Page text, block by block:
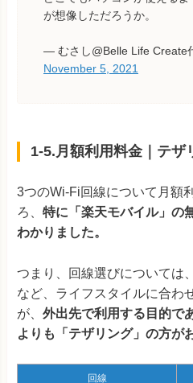
が想像しただろうか。
— むさし@Belle Life Create
November 5, 2021
1-5.月額利用料金｜テザ
3つのWi-Fi回線について月額
ろ、 特に「楽天モバイル」の
わかりました。
つまり、回線選びについては
など、ライフスタイルに合わ
が、 外出先で利用する目的で
よりも「テザリング」の方が
回線